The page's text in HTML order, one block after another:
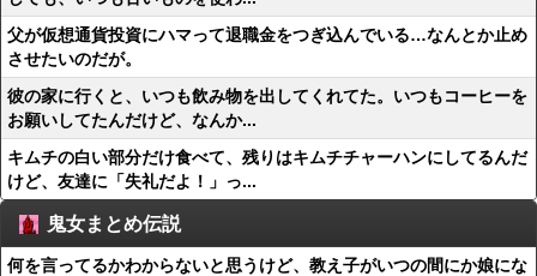
父が仮想通貨投資にハマって退職金をつぎ込んでいる…なんとか止め
させたいのだが。
彼の家に行くと、いつも飲み物を出してくれてた。いつもコーヒーを
お願いしてたんだけど、なんか...
キムチの白い部分だけ食べて、残りはキムチチャーハンにしてるんだ
けど、友達に「失礼だよ！」っ...
鬼女まとめ伝説
何を言ってるかわからないと思うけど、教え子がいつの間にか娘にな